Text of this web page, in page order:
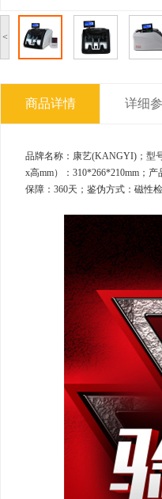
<
商品详情 详细
品牌名称：康艺(KANGYI)；型
x高mm）：310*266*210mm；
保障：360天；鉴伪方式：磁性